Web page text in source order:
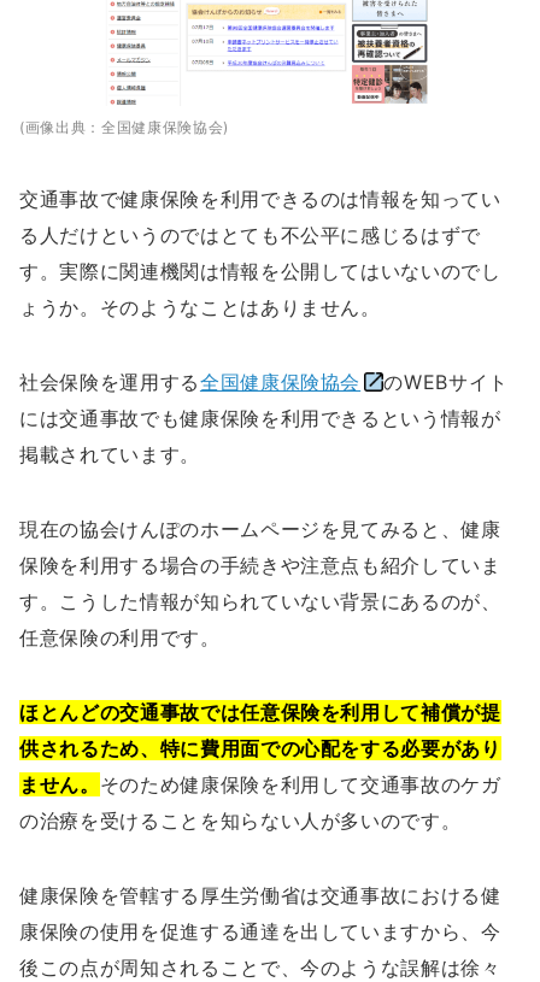
(画像出典：全国健康保険協会)
交通事故で健康保険を利用できるのは情報を知ってい
る人だけというのではとても不公平に感じるはずで
す。実際に関連機関は情報を公開してはいないのでし
ょうか。そのようなことはありません。
社会保険を運用する全国健康保険協会
のWEBサイト
には交通事故でも健康保険を利用できるという情報が
掲載されています。
現在の協会けんぽのホームページを見てみると、健康
保険を利用する場合の手続きや注意点も紹介していま
す。こうした情報が知られていない背景にあるのが、
任意保険の利用です。
ほとんどの交通事故では任意保険を利用して補償が提
供されるため、特に費用面での心配をする必要があり
ません。 そのため健康保険を利用して交通事故のケガ
の治療を受けることを知らない人が多いのです。
健康保険を管轄する厚生労働省は交通事故における健
康保険の使用を促進する通達を出していますから、今
後この点が周知されることで、今のような誤解は徐々